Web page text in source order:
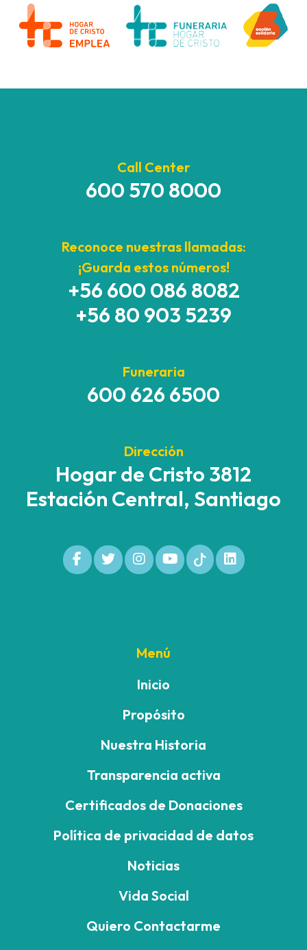
Call Center
600 570 8000
Reconoce nuestras llamadas:
¡Guarda estos números!
+56 600 086 8082
+56 80 903 5239
Funeraria
600 626 6500
Dirección
Hogar de Cristo 3812
Estación Central, Santiago
Menú
Inicio
Propósito
Nuestra Historia
Transparencia activa
Certificados de Donaciones
Política de privacidad de datos
Noticias
Vida Social
Quiero Contactarme